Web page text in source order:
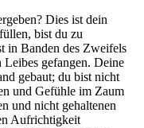
Dies ist dein
bist du zu
in Banden des Zweifels
gefangen. Deine
gebaut; du bist nicht
und Gefühle im Zaum
und nicht gehaltenen
Aufrichtigkeit